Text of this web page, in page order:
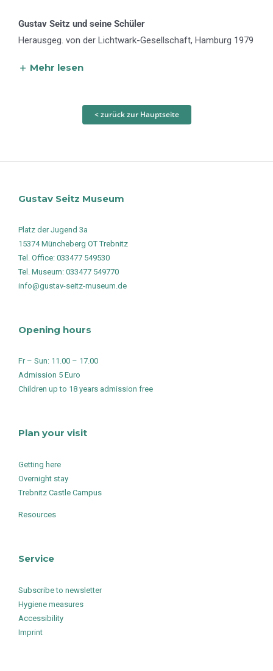
Gustav Seitz und seine Schüler
Herausgeg. von der Lichtwark-Gesellschaft, Hamburg 1979
Mehr lesen
< zurück zur Hauptseite
Gustav Seitz Museum
Platz der Jugend 3a
15374 Müncheberg OT Trebnitz
Tel. Office: 033477 549530
Tel. Museum: 033477 549770
info@gustav-seitz-museum.de
Opening hours
Fr – Sun: 11.00 – 17.00
Admission 5 Euro
Children up to 18 years admission free
Plan your visit
Getting here
Overnight stay
Trebnitz Castle Campus
Resources
Service
Subscribe to newsletter
Hygiene measures
Accessibility
Imprint